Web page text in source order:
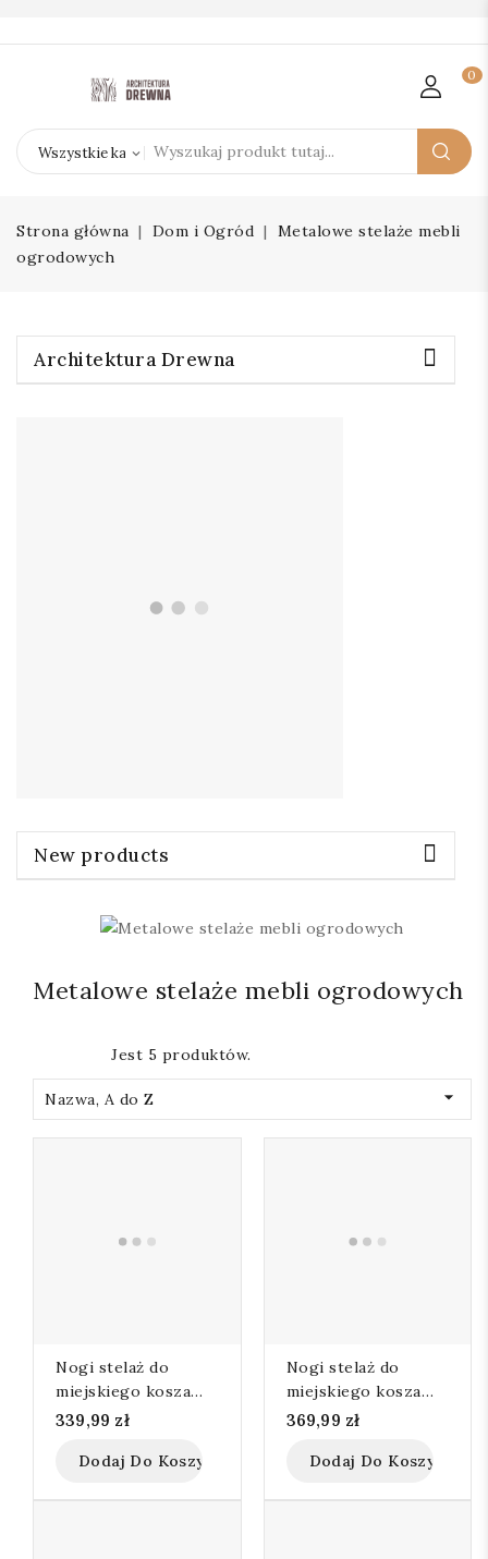
0
Strona główna Dom i Ogród
Metalowe stelaże mebli
ogrodowych
Architektura Drewna
New products
Metalowe stelaże mebli ogrodowych
Jest 5 produktów.
Nazwa, A do Z 
Nogi stelaż do
miejskiego kosza
45l
339,99 zł
Dodaj Do Koszyka
Nogi stelaż do
miejskiego kosza
60l
369,99 zł
Dodaj Do Koszyka